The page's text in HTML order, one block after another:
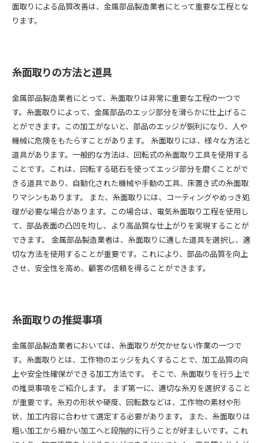
面取りによる品質改善は、金属部品製造業者にとって重要な工程とな
ります。
糸面取りの方法と道具
金属部品製造業者にとって、糸面取りは非常に重要な工程の一つで
す。糸面取りによって、金属部品のエッジ部分を滑らかに仕上げるこ
とができます。この加工がないと、部品のエッジが鋭利になり、人や
機械に危険をもたらすことがあります。 糸面取りには、様々な方法と
道具があります。一般的な方法は、回転式の糸面取り工具を使用する
ことです。これは、回転する砥石を使ってエッジ部分を磨くことがで
きる道具であり、自動化された機械や手動の工具、床置き式の糸面取
りマシンもあります。 また、糸面取りには、コーティングやめっき処
理が必要な場合があります。この場合は、電気糸面取り工程を使用し
て、部品表面の凸凹を均し、より高品質な仕上がりを実現することが
できます。 金属部品製造業者は、糸面取りに適した道具を選択し、適
切な方法を使用することが重要です。これにより、部品の品質を向上
させ、安全性を高め、顧客の信頼を得ることができます。
糸面取りの推奨事項
金属部品製造業者においては、糸面取りが欠かせない作業の一つで
す。糸面取りとは、工作物のエッジを丸くすることで、加工品質の向
上や安全性確保ができる加工方法です。 そこで、糸面取りを行う上で
の推奨事項をご紹介します。 まず第一に、適切な糸刃を選択すること
が重要です。糸刃の形状や硬度、回転数などは、工作物の素材や形
状、加工内容に合わせて選定する必要があります。 また、糸面取りは
粗い加工から細かい加工へと段階的に行うことが好ましいです。これ